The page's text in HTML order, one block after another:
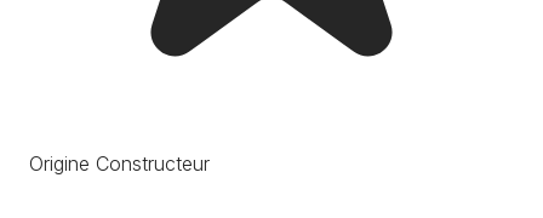
Origine Constructeur